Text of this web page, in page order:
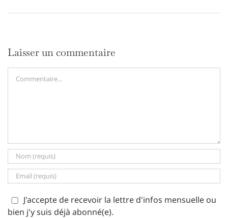
Laisser un commentaire
J'accepte de recevoir la lettre d'infos mensuelle ou
bien j'y suis déjà abonné(e).